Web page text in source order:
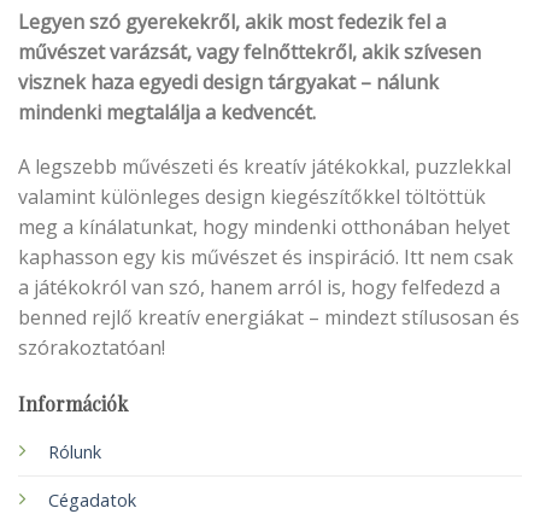
Legyen szó gyerekekről, akik most fedezik fel a
művészet varázsát, vagy felnőttekről, akik szívesen
visznek haza egyedi design tárgyakat – nálunk
mindenki megtalálja a kedvencét.
A legszebb művészeti és kreatív játékokkal, puzzlekkal
valamint különleges design kiegészítőkkel töltöttük
meg a kínálatunkat, hogy mindenki otthonában helyet
kaphasson egy kis művészet és inspiráció. Itt nem csak
a játékokról van szó, hanem arról is, hogy felfedezd a
benned rejlő kreatív energiákat – mindezt stílusosan és
szórakoztatóan!
Információk
Rólunk
Cégadatok